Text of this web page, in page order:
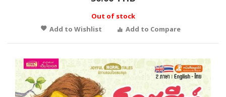
Out of stock
Add to Wishlist
Add to Compare